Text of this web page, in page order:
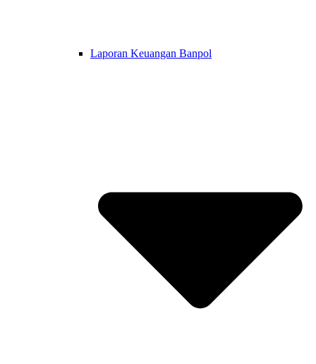
Laporan Keuangan Banpol